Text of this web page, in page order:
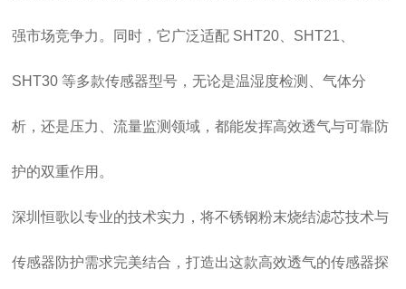
强市场竞争力。同时，它广泛适配 SHT20、SHT21、
SHT30 等多款传感器型号，无论是温湿度检测、气体分
析，还是压力、流量监测领域，都能发挥高效透气与可靠防
护的双重作用。
深圳恒歌以专业的技术实力，将不锈钢粉末烧结滤芯技术与
传感器防护需求完美结合，打造出这款高效透气的传感器探